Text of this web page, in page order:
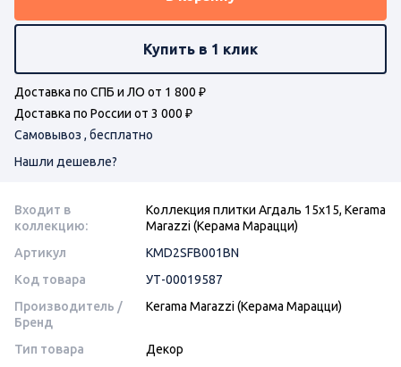
Купить в 1 клик
Доставка по СПБ и ЛО от 1 800 ₽
Доставка по России от 3 000 ₽
Самовывоз , бесплатно
Нашли дешевле?
Входит в
коллекцию:
Коллекция плитки Агдаль 15х15, Kerama
Marazzi (Керама Марацци)
Артикул
KMD2SFB001BN
Код товара
УТ-00019587
Производитель /
Бренд
Kerama Marazzi (Керама Марацци)
Тип товара
Декор